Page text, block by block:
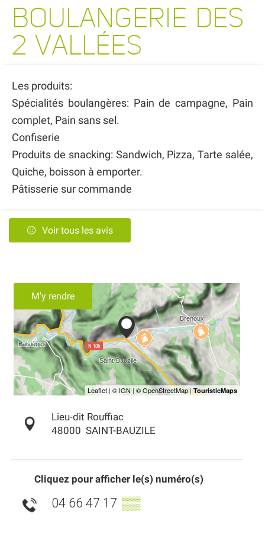
BOULANGERIE DES
2 VALLÉES
Les produits:
Spécialités boulangères: Pain de campagne, Pain
complet, Pain sans sel.
Confiserie
Produits de snacking: Sandwich, Pizza, Tarte salée,
Quiche, boisson à emporter.
Pâtisserie sur commande
Voir tous les avis
M'y rendre
Lieu-dit Rouffiac
48000 SAINT-BAUZILE
Cliquez pour afficher le(s) numéro(s)
04 66 47 17 ▒▒